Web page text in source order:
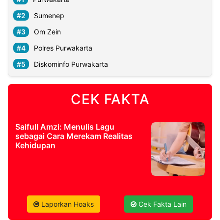
Sumenep
Om Zein
Polres Purwakarta
Diskominfo Purwakarta
CEK FAKTA
Saifull Amzi: Menulis Lagu
sebagai Cara Merekam Realitas
Kehidupan
Laporkan Hoaks Cek Fakta Lain